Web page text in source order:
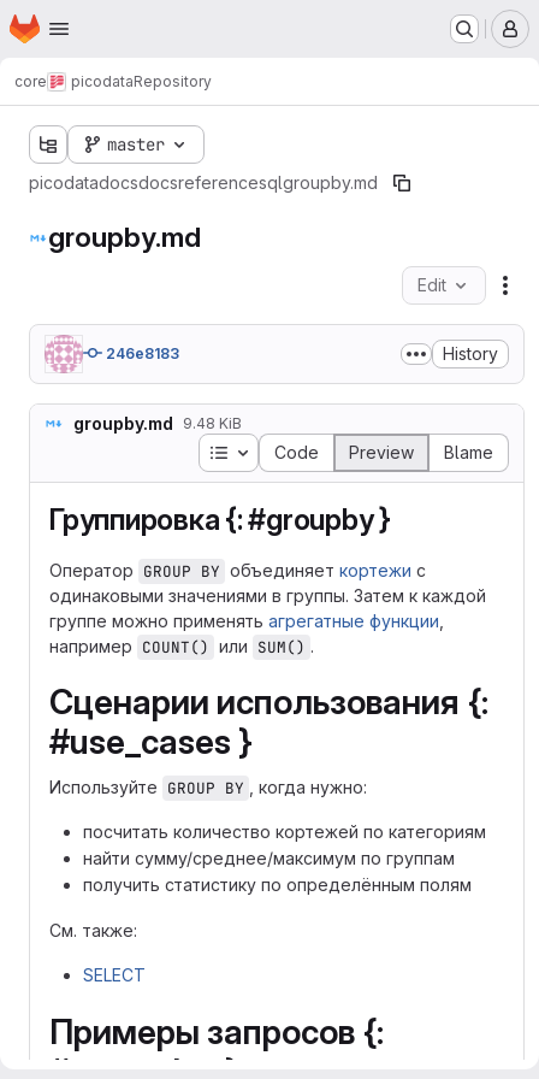
Skip to main content
Homepage
core picodataRepository
master
picodatadocsdocsreferencesqlgroupby.md
groupby.md
Edit
246e8183 History
groupby.md 9.48 KiB
Table of contents
Code Preview Blame
Группировка {: #groupby }
Оператор GROUP BY объединяет кортежи с
одинаковыми значениями в группы. Затем к каждой
группе можно применять агрегатные функции
например COUNT() или SUM() .
Сценарии использования {:
#use_cases }
Используйте GROUP BY , когда нужно:
посчитать количество кортежей по категориям
найти сумму/среднее/максимум по группам
получить статистику по определённым полям
См. также:
SELECT
Примеры запросов {: